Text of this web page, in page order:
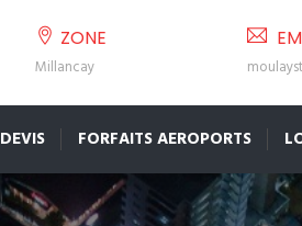
ZONE
Millancay
DEVIS FORFAITS AEROPORTS